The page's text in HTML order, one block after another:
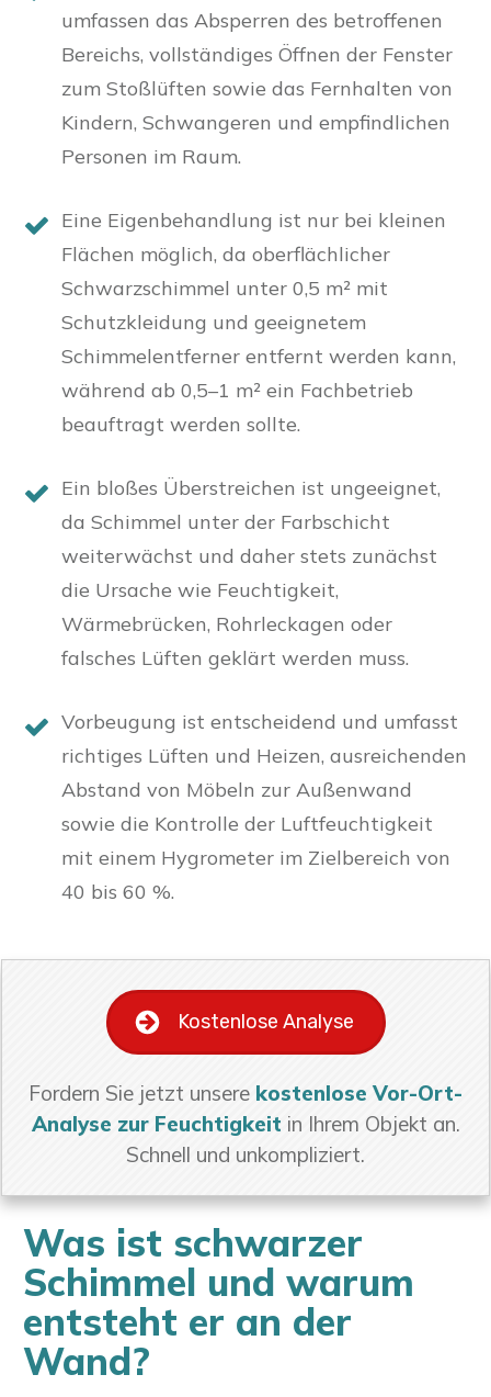
umfassen das Absperren des betroffenen
Bereichs, vollständiges Öffnen der Fenster
zum Stoßlüften sowie das Fernhalten von
Kindern, Schwangeren und empfindlichen
Personen im Raum.
Eine Eigenbehandlung ist nur bei kleinen
Flächen möglich, da oberflächlicher
Schwarzschimmel unter 0,5 m² mit
Schutzkleidung und geeignetem
Schimmelentferner entfernt werden kann,
während ab 0,5–1 m² ein Fachbetrieb
beauftragt werden sollte.
Ein bloßes Überstreichen ist ungeeignet,
da Schimmel unter der Farbschicht
weiterwächst und daher stets zunächst
die Ursache wie Feuchtigkeit,
Wärmebrücken, Rohrleckagen oder
falsches Lüften geklärt werden muss.
Vorbeugung ist entscheidend und umfasst
richtiges Lüften und Heizen, ausreichenden
Abstand von Möbeln zur Außenwand
sowie die Kontrolle der Luftfeuchtigkeit
mit einem Hygrometer im Zielbereich von
40 bis 60 %.
Kostenlose Analyse
Fordern Sie jetzt unsere kostenlose Vor-Ort-
Analyse zur Feuchtigkeit in Ihrem Objekt an.
Schnell und unkompliziert.
Was ist schwarzer
Schimmel und warum
entsteht er an der
Wand?